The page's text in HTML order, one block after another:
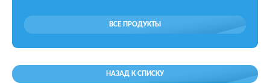
ВСЕ ПРОДУКТЫ
НАЗАД К СПИСКУ